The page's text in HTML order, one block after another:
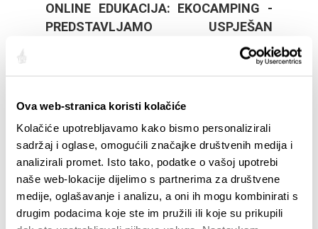
Ova web-stranica koristi kolačiće
Kolačiće upotrebljavamo kako bismo personalizirali
sadržaj i oglase, omogućili značajke društvenih medija i
analizirali promet. Isto tako, podatke o vašoj upotrebi
naše web-lokacije dijelimo s partnerima za društvene
medije, oglašavanje i analizu, a oni ih mogu kombinirati s
drugim podacima koje ste im pružili ili koje su prikupili
ONLINE EDUKACIJA: EKOCAMPING -
PREDSTAVLJAMO USPJEŠAN
ONLINE EDUKACIJA: NAJBOLJI
PRIMJERI IZ PRAKSE - DIGITALNIM
MARKETINGOM OSNAŽIMO PRODAJU
Más